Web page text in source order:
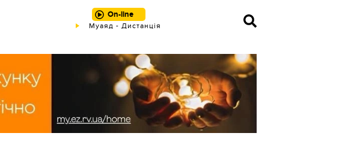
On-line
Муаяд - Дистанція